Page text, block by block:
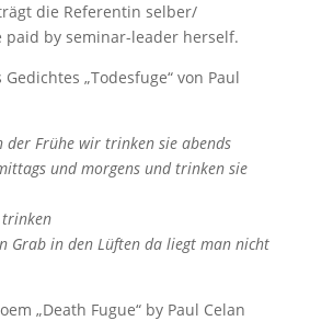
die Referentin selber/
paid by seminar-leader herself.
„Todesfuge“ von Paul
der Frühe wir trinken sie abends
und morgens und trinken sie
Grab in den Lüften da liegt man nicht
„Death Fugue“ by Paul Celan